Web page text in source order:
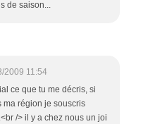
de saison...
2009 11:54
ce que tu me décris, si
ma région je souscris
/> il y a chez nous un joi